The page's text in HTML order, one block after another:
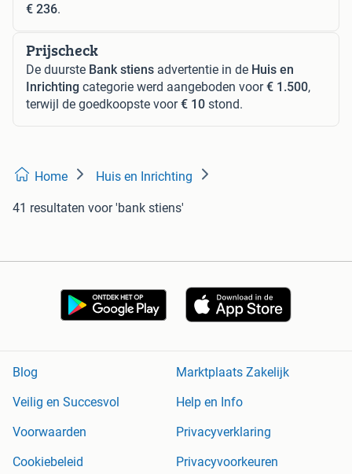
€ 236.
Prijscheck
De duurste Bank stiens advertentie in de Huis en
Inrichting categorie werd aangeboden voor€ 1.500,
terwijl de goedkoopste voor€ 10 stond.
Home Huis en Inrichting
41 resultaten voor 'bank stiens'
Blog
Marktplaats Zakelijk
Veilig en Succesvol
Help en Info
Voorwaarden
Privacyverklaring
Cookiebeleid
Privacyvoorkeuren